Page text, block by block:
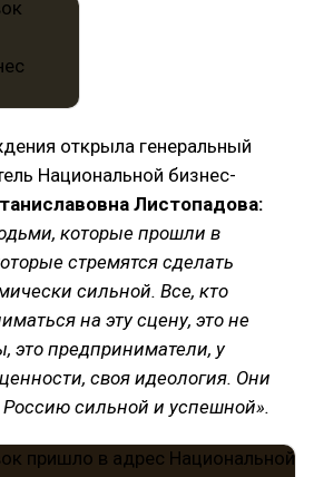
открыла генеральный
Национальной бизнес-
Листопадова:
которые прошли в
стремятся сделать
сильной. Все, кто
на эту сцену, это не
это предприниматели, у
своя идеология. Они
Россию сильной и успешной».